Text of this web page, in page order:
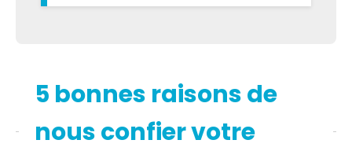
5 bonnes raisons de
nous confier votre